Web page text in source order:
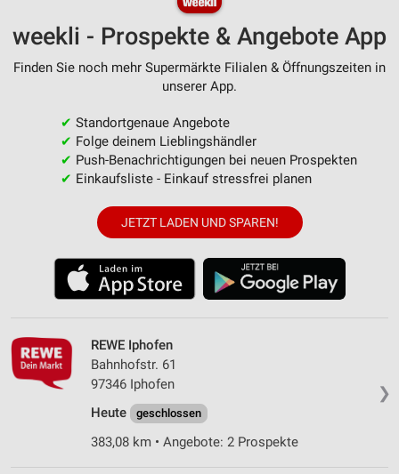
weekli - Prospekte & Angebote App
Finden Sie noch mehr Supermärkte Filialen & Öffnungszeiten in
unserer App.
✔ Standortgenaue Angebote
✔ Folge deinem Lieblingshändler
✔ Push-Benachrichtigungen bei neuen Prospekten
✔ Einkaufsliste - Einkauf stressfrei planen
JETZT LADEN UND SPAREN!
❯
REWE Iphofen
Bahnhofstr. 61
97346 Iphofen
Heute
geschlossen
383,08 km • Angebote: 2 Prospekte